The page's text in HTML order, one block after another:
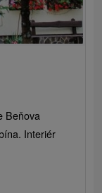
Beňova
Interiér